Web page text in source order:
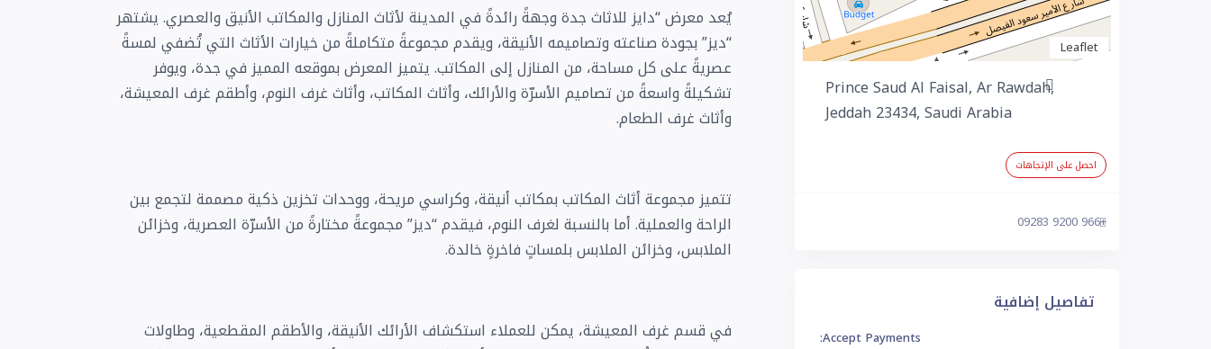
يُعد معرض “دايز للاثاث جدة وجهةً رائدةً في المدينة لأثاث المنازل والمكاتب الأنيق والعصري. يشتهر
“ديز” بجودة صناعته وتصاميمه الأنيقة، ويقدم مجموعةً متكاملةً من خيارات الأثاث التي تُضفي لمسةً
عصريةً على كل مساحة، من المنازل إلى المكاتب. يتميز المعرض بموقعه المميز في جدة، ويوفر
تشكيلةً واسعةً من تصاميم الأسرّة والأرائك، وأثاث المكاتب، وأثاث غرف النوم، وأطقم غرف المعيشة،
وأثاث غرف الطعام.
تتميز مجموعة أثاث المكاتب بمكاتب أنيقة، وكراسي مريحة، ووحدات تخزين ذكية مصممة لتجمع بين
الراحة والعملية. أما بالنسبة لغرف النوم، فيقدم “ديز” مجموعةً مختارةً من الأسرّة العصرية، وخزائن
الملابس، وخزائن الملابس بلمساتٍ فاخرةٍ خالدة.
في قسم غرف المعيشة، يمكن للعملاء استكشاف الأرائك الأنيقة، والأطقم المقطعية، وطاولات
Leaflet
Prince Saud Al Faisal, Ar Rawdah,
Jeddah 23434, Saudi Arabia
احصل على الإتجاهات
+966 9200 09283
تفاصيل إضافية
Accept Payments: